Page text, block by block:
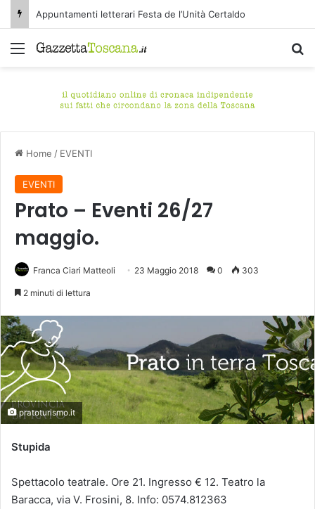
Appuntamenti letterari Festa de l’Unità Certaldo
Menu
Home / EVENTI
EVENTI
Prato – Eventi 26/27
maggio.
Franca Ciari Matteoli 23 Maggio 2018 0 303
2 minuti di lettura
pratoturismo.it
Stupida
Spettacolo teatrale. Ore 21. Ingresso € 12. Teatro la
Baracca, via V. Frosini, 8. Info: 0574.812363